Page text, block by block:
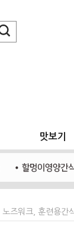
맛보기
즈워크, 훈련용간